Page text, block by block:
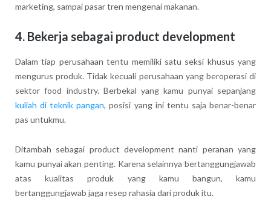
marketing, sampai pasar tren mengenai makanan.
4. Bekerja sebagai product development
Dalam tiap perusahaan tentu memiliki satu seksi khusus yang
mengurus produk. Tidak kecuali perusahaan yang beroperasi di
sektor food industry. Berbekal yang kamu punyai sepanjang
kuliah di teknik pangan, posisi yang ini tentu saja benar-benar
pas untukmu.
Ditambah sebagai product development nanti peranan yang
kamu punyai akan penting. Karena selainnya bertanggungjawab
atas kualitas produk yang kamu bangun, kamu
bertanggungjawab jaga resep rahasia dari produk itu.